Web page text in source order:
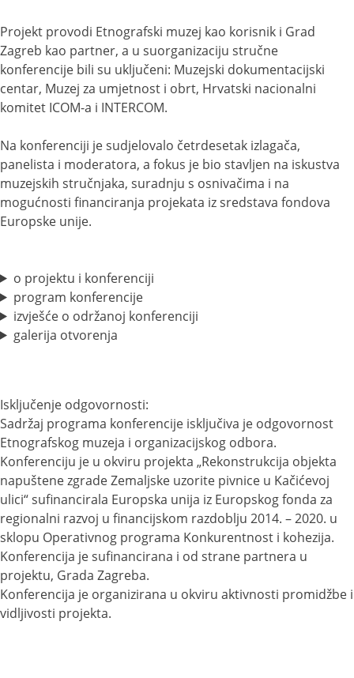
Projekt provodi Etnografski muzej kao korisnik i Grad
Zagreb kao partner, a u suorganizaciju stručne
konferencije bili su uključeni: Muzejski dokumentacijski
centar, Muzej za umjetnost i obrt, Hrvatski nacionalni
komitet ICOM-a i INTERCOM.
Na konferenciji je sudjelovalo četrdesetak izlagača,
panelista i moderatora, a fokus je bio stavljen na iskustva
muzejskih stručnjaka, suradnju s osnivačima i na
mogućnosti financiranja projekata iz sredstava fondova
Europske unije.
o projektu i konferenciji
program konferencije
izvješće o održanoj konferenciji
galerija otvorenja
Isključenje odgovornosti:
Sadržaj programa konferencije isključiva je odgovornost
Etnografskog muzeja i organizacijskog odbora.
Konferenciju je u okviru projekta „Rekonstrukcija objekta
napuštene zgrade Zemaljske uzorite pivnice u Kačićevoj
ulici“ sufinancirala Europska unija iz Europskog fonda za
regionalni razvoj u financijskom razdoblju 2014. – 2020. u
sklopu Operativnog programa Konkurentnost i kohezija.
Konferencija je sufinancirana i od strane partnera u
projektu, Grada Zagreba.
Konferencija je organizirana u okviru aktivnosti promidžbe i
vidljivosti projekta.